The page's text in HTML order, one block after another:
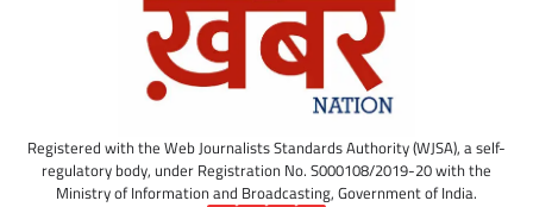
Registered with the Web Journalists Standards Authority (WJSA), a self-
regulatory body, under Registration No. S000108/2019-20 with the
Ministry of Information and Broadcasting, Government of India.